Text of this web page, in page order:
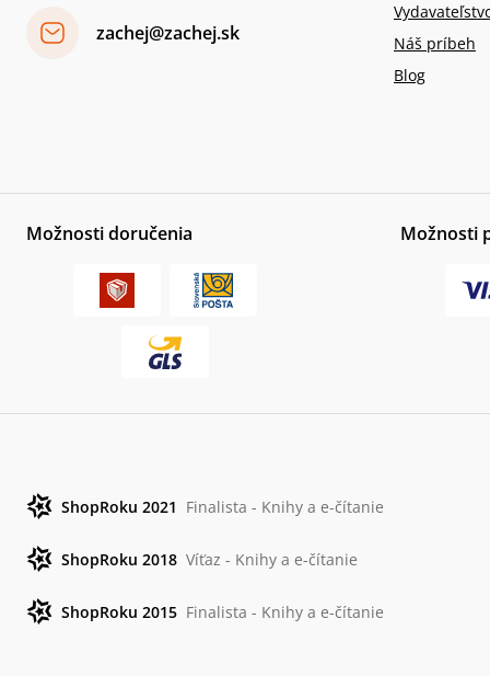
zachej@zachej.sk
Náš príbeh
Blog
Možnosti doručenia Možnosti
ShopRoku 2021 Finalista - Knihy a e-čítanie
ShopRoku 2018 Víťaz - Knihy a e-čítanie
ShopRoku 2015 Finalista - Knihy a e-čítanie